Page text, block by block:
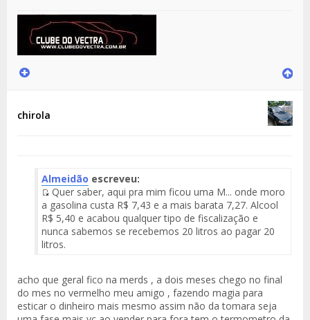
chirola
Almeidão escreveu:
Fuente
del
Mensaje
Quer saber, aqui pra mim ficou uma M... onde moro
a gasolina custa R$ 7,43 e a mais barata 7,27. Alcool
R$ 5,40 e acabou qualquer tipo de fiscalização e
nunca sabemos se recebemos 20 litros ao pagar 20
litros.
acho que geral fico na merds , a dois meses chego no final
do mes no vermelho meu amigo , fazendo magia para
esticar o dinheiro mais mesmo assim não da tomara seja